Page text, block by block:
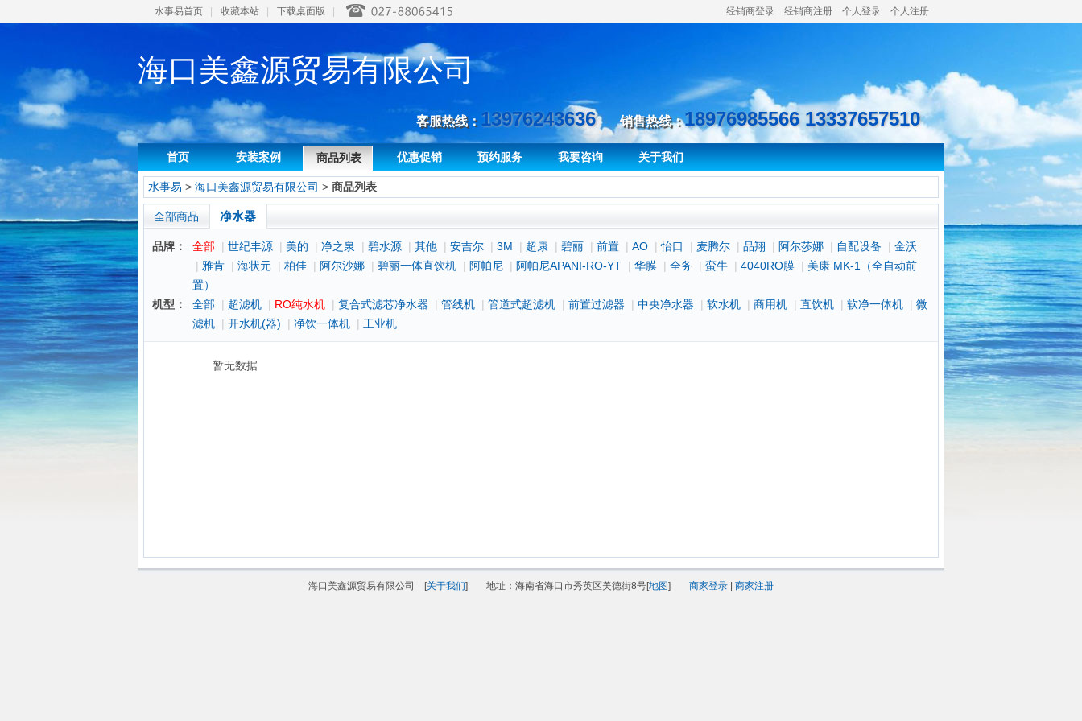
水事易首页 收藏本站 下载桌面版 经销商登录 经销商注册 个人登录 个人注册
海口美鑫源贸易有限公司
销售热线：18976985566 13337657510
客服热线： 13976243636
首页 安装案例 商品列表 优惠促销 预约服务 我要咨询 关于我们
水事易 > 海口美鑫源贸易有限公司 > 商品列表
全部商品 净水器
品牌： 全部 | 世纪丰源 | 美的 | 净之泉 | 碧水源 | 其他 | 安吉尔 | 3M | 超康 | 碧丽 | 前置 | AO |怡口 | 麦腾尔 | 品翔 | 阿尔莎娜 | 自配设备 | 金沃
| 雅肯 | 海状元 | 柏佳 | 阿尔沙娜 | 碧丽一体直饮机 | 阿帕尼 | 阿帕尼APANI-RO-YT | 华膜 | 全务 | 蛮牛 | 4040RO膜 | 美康 MK-1（全自动前
置）
机型：
全部 | 超滤机 | RO纯水机 | 复合式滤芯净水器 | 管线机 | 管道式超滤机 | 前置过滤器 | 中央净水器 | 软水机 | 商用机 | 直饮机 | 软净一体机 | 微
滤机 | 开水机(器) | 净饮一体机 | 工业机
暂无数据
海口美鑫源贸易有限公司 [关于我们] 地址：海南省海口市秀英区美德街8号[地图] 商家登录 商家注册